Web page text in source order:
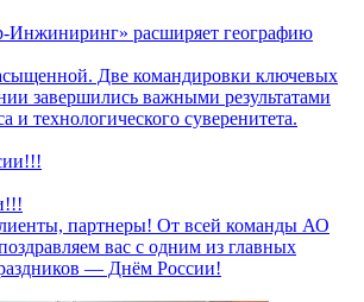
Инжиниринг» расширяет географию
Две командировки ключевых
завершились важными результатами
и технологического суверенитета.
партнеры! От всей команды АО
вас с одним из главных
— Днём России!